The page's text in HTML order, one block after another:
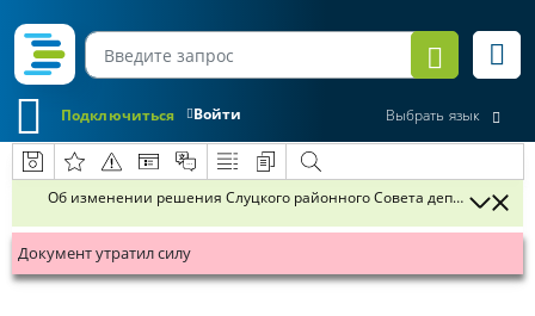
Войти
Подключиться Выбрать язык
Об изменении решения Слуцкого районного Совета депутатов от
Документ утратил силу